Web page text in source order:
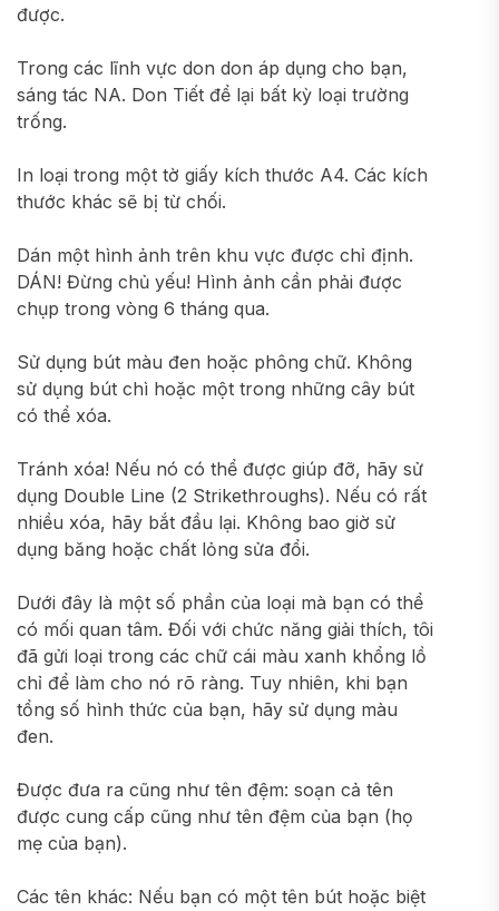
được.
Trong các lĩnh vực don don áp dụng cho bạn,
sáng tác NA. Don Tiết để lại bất kỳ loại trường
trống.
In loại trong một tờ giấy kích thước A4. Các kích
thước khác sẽ bị từ chối.
Dán một hình ảnh trên khu vực được chỉ định.
DÁN! Đừng chủ yếu! Hình ảnh cần phải được
chụp trong vòng 6 tháng qua.
Sử dụng bút màu đen hoặc phông chữ. Không
sử dụng bút chì hoặc một trong những cây bút
có thể xóa.
Tránh xóa! Nếu nó có thể được giúp đỡ, hãy sử
dụng Double Line (2 Strikethroughs). Nếu có rất
nhiều xóa, hãy bắt đầu lại. Không bao giờ sử
dụng băng hoặc chất lỏng sửa đổi.
Dưới đây là một số phần của loại mà bạn có thể
có mối quan tâm. Đối với chức năng giải thích, tôi
đã gửi loại trong các chữ cái màu xanh khổng lồ
chỉ để làm cho nó rõ ràng. Tuy nhiên, khi bạn
tổng số hình thức của bạn, hãy sử dụng màu
đen.
Được đưa ra cũng như tên đệm: soạn cả tên
được cung cấp cũng như tên đệm của bạn (họ
mẹ của bạn).
Các tên khác: Nếu bạn có một tên bút hoặc biệt